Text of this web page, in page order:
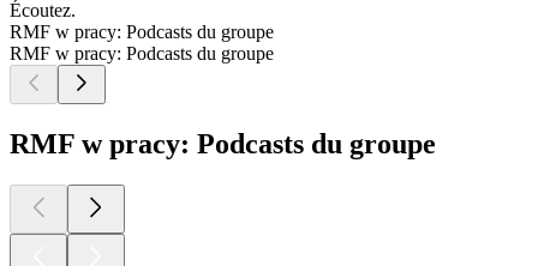
Écoutez.
RMF w pracy: Podcasts du groupe
RMF w pracy: Podcasts du groupe
RMF w pracy: Podcasts du groupe